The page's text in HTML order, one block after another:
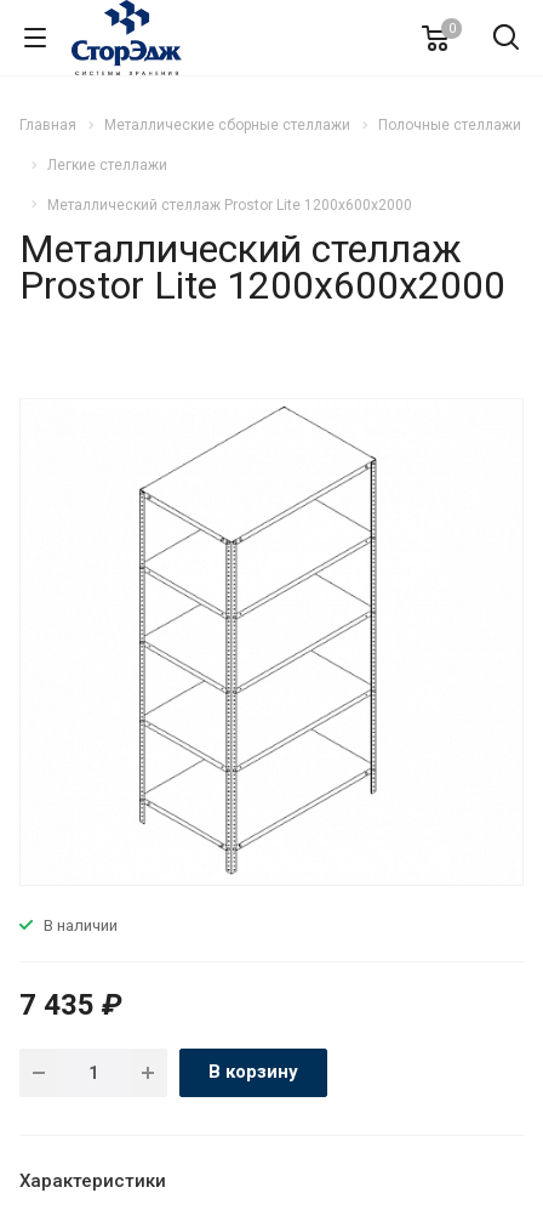
0
Главная Металлические сборные стеллажи Полочные стеллажи
Легкие стеллажи
Металлический стеллаж Prostor Lite 1200x600x2000
Металлический стеллаж
Prostor Lite 1200x600x2000
В наличии
7 435 ₽
В корзину
Характеристики